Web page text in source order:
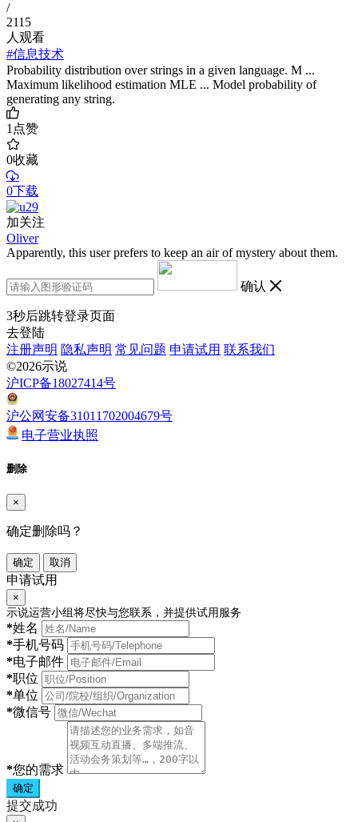
/
2115
人观看
#信息技术
Probability distribution over strings in a given language. M ...
Maximum likelihood estimation MLE ... Model probability of
generating any string.
1点赞
0收藏
0下载
加关注
Oliver
Apparently, this user prefers to keep an air of mystery about them.
确认
3秒后跳转登录页面
去登陆
注册声明 隐私声明 常见问题 申请试用 联系我们
©2026示说
沪ICP备18027414号
沪公网安备31011702004679号
电子营业执照
删除
×
确定删除吗？
确定 取消
申请试用
×
示说运营小组将尽快与您联系，并提供试用服务
*姓名
*手机号码
*电子邮件
*职位
*单位
*微信号
*您的需求
确定
提交成功